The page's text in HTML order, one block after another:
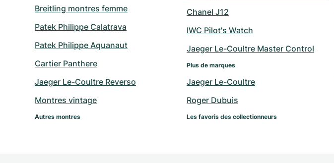
Breitling montres femme
Patek Philippe Calatrava
Patek Philippe Aquanaut
Cartier Panthere
Jaeger Le-Coultre Reverso
Montres vintage
Autres montres
Chanel J12
IWC Pilot's Watch
Jaeger Le-Coultre Master Control
Plus de marques
Jaeger Le-Coultre
Roger Dubuis
Les favoris des collectionneurs